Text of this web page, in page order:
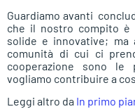
Guardiamo avanti 
che il nostro compito è
solide e innovative;
comunità di cui ci
cooperazione sono
vogliamo contribuire a
Leggi altro da In primo